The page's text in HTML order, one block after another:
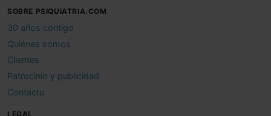
SOBRE PSIQUIATRIA.COM
30 años contigo
Quiénes somos
Clientes
Patrocinio y publicidad
Contacto
LEGAL